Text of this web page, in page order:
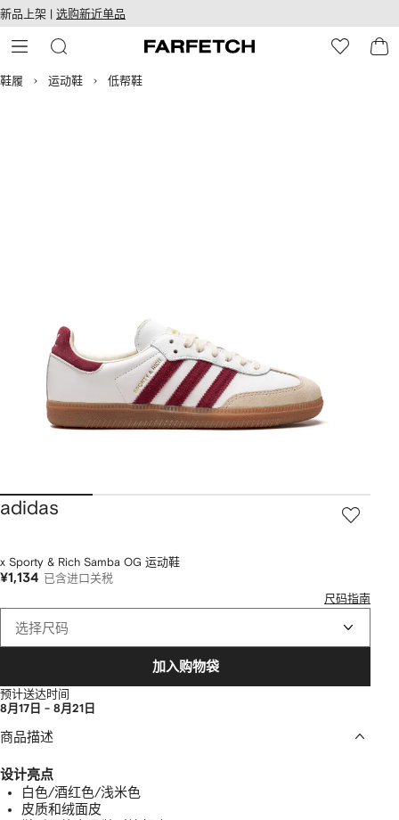
至
内
障碍网络
设
新品上架 | 选购新近单品
鞋履 运动鞋 低帮鞋
adidas
x Sporty & Rich Samba OG 运动鞋
¥1,134
已含进口关税
尺码指南
选择尺码
加入购物袋
预计送达时间
8月17日 - 8月21日
商品描述
设计亮点
白色/酒红色/浅米色
皮质和绒面皮